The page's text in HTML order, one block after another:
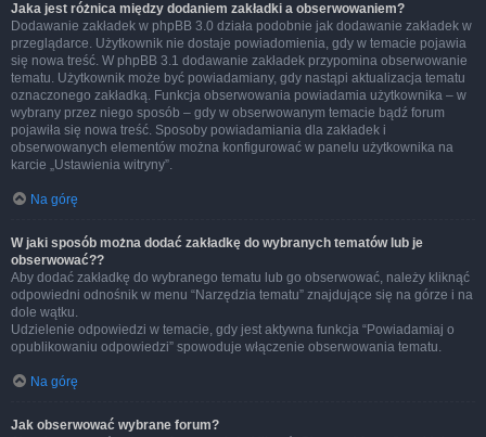
Jaka jest różnica między dodaniem zakładki a obserwowaniem?
Dodawanie zakładek w phpBB 3.0 działa podobnie jak dodawanie zakładek w
przeglądarce. Użytkownik nie dostaje powiadomienia, gdy w temacie pojawia
się nowa treść. W phpBB 3.1 dodawanie zakładek przypomina obserwowanie
tematu. Użytkownik może być powiadamiany, gdy nastąpi aktualizacja tematu
oznaczonego zakładką. Funkcja obserwowania powiadamia użytkownika – w
wybrany przez niego sposób – gdy w obserwowanym temacie bądź forum
pojawiła się nowa treść. Sposoby powiadamiania dla zakładek i
obserwowanych elementów można konfigurować w panelu użytkownika na
karcie „Ustawienia witryny”.
Na górę
W jaki sposób można dodać zakładkę do wybranych tematów lub je
obserwować??
Aby dodać zakładkę do wybranego tematu lub go obserwować, należy kliknąć
odpowiedni odnośnik w menu “Narzędzia tematu” znajdujące się na górze i na
dole wątku.
Udzielenie odpowiedzi w temacie, gdy jest aktywna funkcja “Powiadamiaj o
opublikowaniu odpowiedzi” spowoduje włączenie obserwowania tematu.
Na górę
Jak obserwować wybrane forum?